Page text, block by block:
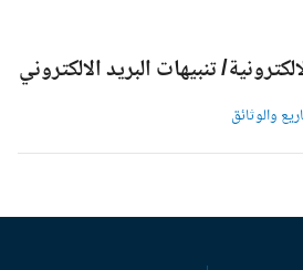
تنبيهات البريد الالكتروني